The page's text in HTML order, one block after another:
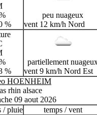
%
peu nuageux
vent 12 km/h Nord
%
partiellement
vent 9 km/h Nord Est
HOENHEIM
rhin alsace
09 aout 2026
/ pluie temps / vent